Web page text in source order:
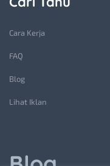
Cara Kerja
FAQ
Blog
Lihat Iklan